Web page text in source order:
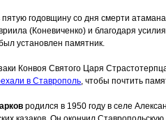
пятую годовщину со дня смерти
(Коневиченко) и благодаря
установлен памятник.
Конвоя Святого Царя
в Ставрополь, чтобы почтить
родился в 1950 году в селе